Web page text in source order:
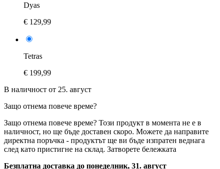
Dyas
€ 129,99
Tetras
€ 199,99
В наличност от 25. август
Защо отнема повече време?
Защо отнема повече време? Този продукт в момента не е в
наличност, но ще бъде доставен скоро. Можете да направите
директна поръчка - продуктът ще ви бъде изпратен веднага
след като пристигне на склад. Затворете бележката
Безплатна доставка до понеделник, 31. август